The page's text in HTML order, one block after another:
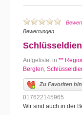
Bewertungen
Aufgelistet in **
Berglen,
Zu Favoriten
017622145965
Wir sind auch in der